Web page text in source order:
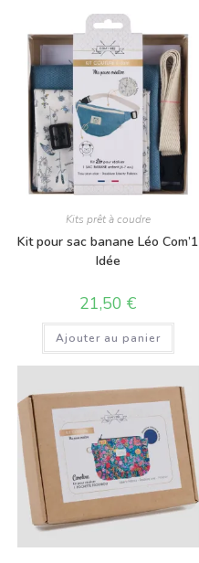
Kits prêt à coudre
Kit pour sac banane Léo Com’1
Idée
21,50€
Ajouter au panier